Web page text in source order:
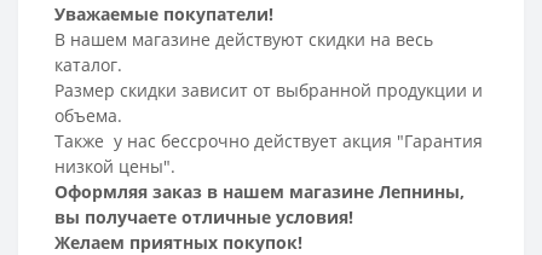
Уважаемые покупатели!
В нашем магазине действуют скидки на весь
каталог.
Размер скидки зависит от выбранной продукции и
объема.
Также у нас бессрочно действует акция "Гарантия
низкой цены".
Оформляя заказ в нашем магазине Лепнины,
вы получаете отличные условия!
Желаем приятных покупок!